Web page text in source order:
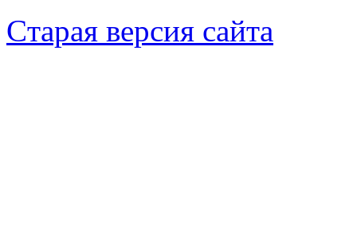
Cтарая версия сайта